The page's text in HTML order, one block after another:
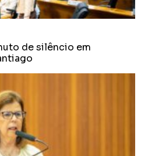
de silêncio em